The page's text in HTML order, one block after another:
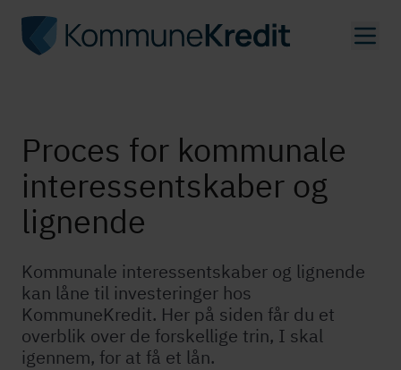
Gå
til
Proces for kommunale
in­ter­es­sent­ska­ber og
lignende
Kommunale in­ter­es­sent­ska­ber og lignende
kan låne til investeringer hos
KommuneKredit. Her på siden får du et
overblik over de forskellige trin, I skal
igennem, for at få et lån.